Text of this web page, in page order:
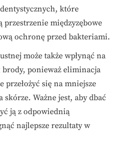
które
przestrzenie międzyzębowe
ochronę przed bakteriami.
może także wpłynąć na
brody, ponieważ eliminacja
się na mniejsze
Ważne jest, aby dbać
ją z odpowiednią
najlepsze rezultaty w